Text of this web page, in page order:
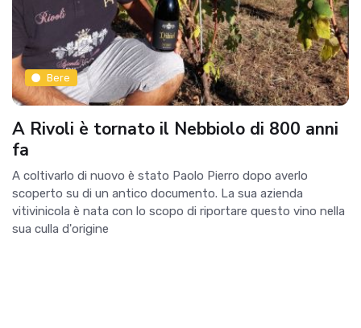
Bere
A Rivoli è tornato il Nebbiolo di 800 anni
fa
A coltivarlo di nuovo è stato Paolo Pierro dopo averlo
scoperto su di un antico documento. La sua azienda
vitivinicola è nata con lo scopo di riportare questo vino nella
sua culla d'origine